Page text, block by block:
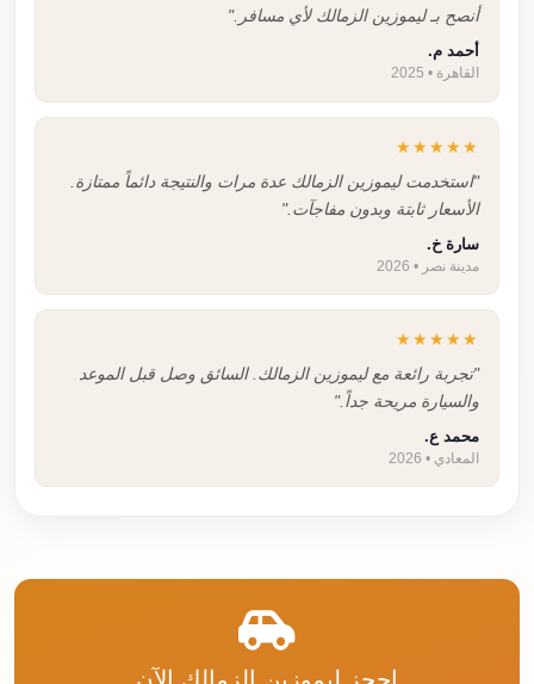
أنصح بـ ليموزين الزمالك لأي مسافر."
أحمد م.
القاهرة • 2025
★★★★★
"استخدمت ليموزين الزمالك عدة مرات والنتيجة دائماً ممتازة.
الأسعار ثابتة وبدون مفاجآت."
سارة خ.
مدينة نصر • 2026
★★★★★
"تجربة رائعة مع ليموزين الزمالك. السائق وصل قبل الموعد
والسيارة مريحة جداً."
محمد ع.
المعادي • 2026